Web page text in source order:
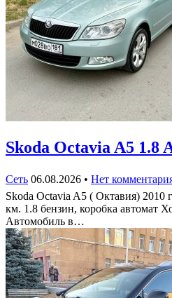
Skoda Octavia A5 1.8
Сеть 06.08.2026 • Нет
Skoda Octavia A5 ( Октавия) 2010
км. 1.8 бензин, коробка автомат
Автомобиль в…